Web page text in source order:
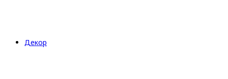
Декор